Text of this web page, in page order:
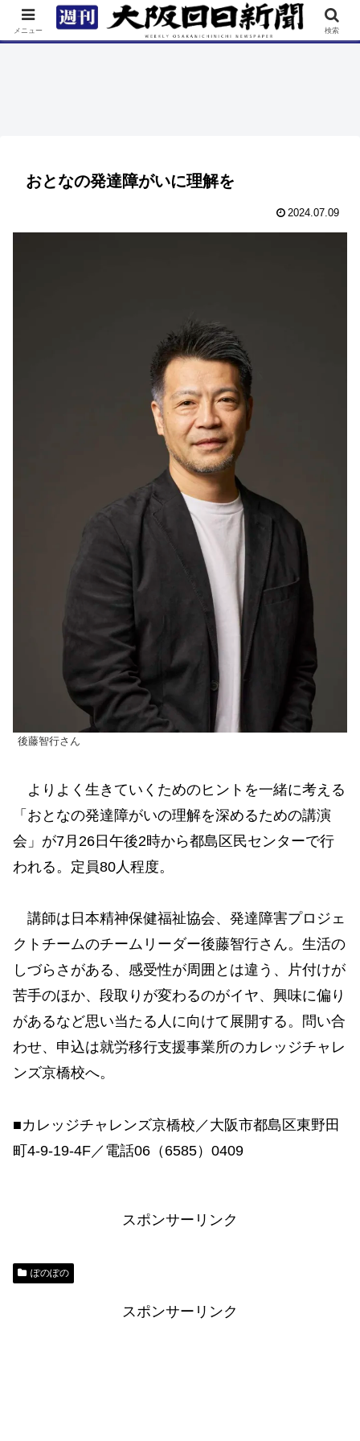
TOP 特集 ニュース 連載 街ネタ イベント
おとなの発達障がいに理解を
2024.07.09
後藤智行さん
よりよく生きていくためのヒントを一緒に考える
「おとなの発達障がいの理解を深めるための講演
会」が7月26日午後2時から都島区民センターで行
われる。定員80人程度。
講師は日本精神保健福祉協会、発達障害プロジェ
クトチームのチームリーダー後藤智行さん。生活の
しづらさがある、感受性が周囲とは違う、片付けが
苦手のほか、段取りが変わるのがイヤ、興味に偏り
があるなど思い当たる人に向けて展開する。問い合
わせ、申込は就労移行支援事業所のカレッジチャレ
ンズ京橋校へ。
■カレッジチャレンズ京橋校／大阪市都島区東野田
町4-9-19-4F／電話06（6585）0409
スポンサーリンク
ぽのぽの
スポンサーリンク
メニュー 検索